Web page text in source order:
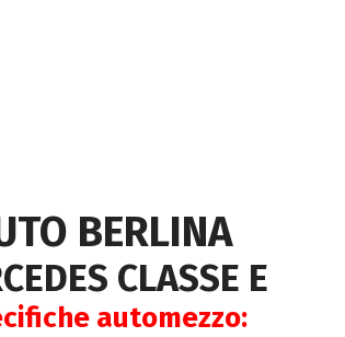
BERLINA
CLASSE E
automezzo: